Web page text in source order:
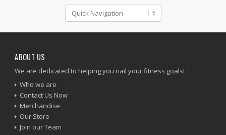
ABOUT US
We are dedicated to helping you nail your fitness goals!
Who we are
Contact Us Now
Merchandise
Our Store
Join our Team